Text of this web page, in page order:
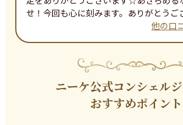
せ！今回も心に刻みます。ありがとうご
他の口
ニーケ公式コンシェル
おすすめポイント